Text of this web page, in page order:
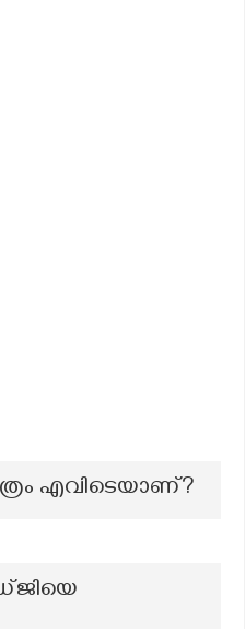
എവിടെയാണ്?